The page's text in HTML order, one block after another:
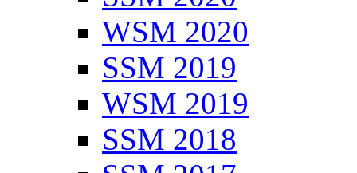
WSM 2020
SSM 2019
WSM 2019
SSM 2018